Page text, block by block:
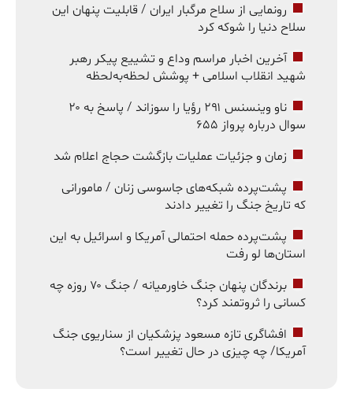
رونمایی از سلاح مرگبار ایران / قابلیت پنهان این
سلاح دنیا را شوکه کرد
آخرین اخبار مراسم وداع و تشییع پیکر رهبر
شهید انقلاب اسلامی + پوشش لحظه‌به‌لحظه
ناو وینسنس ۲۹۱ رؤیا را سوزاند / پاسخ به ۲۰
سوال درباره پرواز ۶۵۵
زمان و جزئیات عملیات بازگشت حجاج اعلام شد
پشت‌پرده شبکه‌های جاسوسی زنان / مامورانی
که تاریخ جنگ را تغییر دادند
پشت‌پرده حمله احتمالی آمریکا و اسرائیل به این
استان‌ها لو رفت
برندگان پنهان جنگ خاورمیانه / جنگ ۷۰ روزه چه
کسانی را ثروتمند کرد؟
افشاگری تازه مسعود پزشکیان از سناریوی جنگ
آمریکا/ چه چیزی در حال تغییر است؟